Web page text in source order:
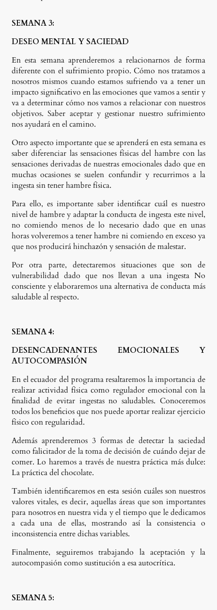
SEMANA 3:
DESEO MENTAL Y SACIEDAD
En esta semana aprenderemos a relacionarnos de forma
diferente con el sufrimiento propio. Cómo nos tratamos a
nosotros mismos cuando estamos sufriendo va a tener un
impacto significativo en las emociones que vamos a sentir y
va a determinar cómo nos vamos a relacionar con nuestros
objetivos. Saber aceptar y gestionar nuestro sufrimiento
nos ayudará en el camino.
Otro aspecto importante que se aprenderá en esta semana es
saber diferenciar las sensaciones físicas del hambre con las
sensaciones derivadas de nuestras emocionales dado que en
muchas ocasiones se suelen confundir y recurrimos a la
ingesta sin tener hambre física.
Para ello, es importante saber identificar cuál es nuestro
nivel de hambre y adaptar la conducta de ingesta este nivel,
no comiendo menos de lo necesario dado que en unas
horas volveremos a tener hambre ni comiendo en exceso ya
que nos producirá hinchazón y sensación de malestar.
Por otra parte, detectaremos situaciones que son de
vulnerabilidad dado que nos llevan a una ingesta No
consciente y elaboraremos una alternativa de conducta más
saludable al respecto.
SEMANA 4:
DESENCADENANTES EMOCIONALES Y
AUTOCOMPASIÓN
En el ecuador del programa resaltaremos la importancia de
realizar actividad física como regulador emocional con la
finalidad de evitar ingestas no saludables. Conoceremos
todos los beneficios que nos puede aportar realizar ejercicio
físico con regularidad.
Además aprenderemos 3 formas de detectar la saciedad
como falicitador de la toma de decisión de cuándo dejar de
comer. Lo haremos a través de nuestra práctica más dulce:
La práctica del chocolate.
También identificaremos en esta sesión cuáles son nuestros
valores vitales, es decir, aquellas áreas que son importantes
para nosotros en nuestra vida y el tiempo que le dedicamos
a cada una de ellas, mostrando así la consistencia o
inconsistencia entre dichas variables.
Finalmente, seguiremos trabajando la aceptación y la
autocompasión como sustitución a esa autocrítica.
SEMANA 5: